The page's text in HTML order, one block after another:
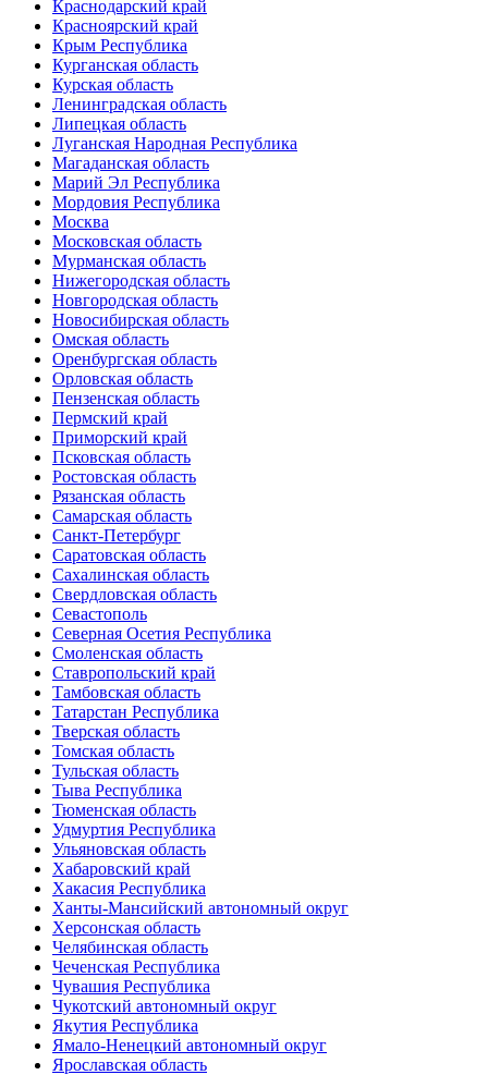
Краснодарский край
Красноярский край
Крым Республика
Курганская область
Курская область
Ленинградская область
Липецкая область
Луганская Народная Республика
Магаданская область
Марий Эл Республика
Мордовия Республика
Москва
Московская область
Мурманская область
Нижегородская область
Новгородская область
Новосибирская область
Омская область
Оренбургская область
Орловская область
Пензенская область
Пермский край
Приморский край
Псковская область
Ростовская область
Рязанская область
Самарская область
Санкт-Петербург
Саратовская область
Сахалинская область
Свердловская область
Севастополь
Северная Осетия Республика
Смоленская область
Ставропольский край
Тамбовская область
Татарстан Республика
Тверская область
Томская область
Тульская область
Тыва Республика
Тюменская область
Удмуртия Республика
Ульяновская область
Хабаровский край
Хакасия Республика
Ханты-Мансийский автономный округ
Херсонская область
Челябинская область
Чеченская Республика
Чувашия Республика
Чукотский автономный округ
Якутия Республика
Ямало-Ненецкий автономный округ
Ярославская область